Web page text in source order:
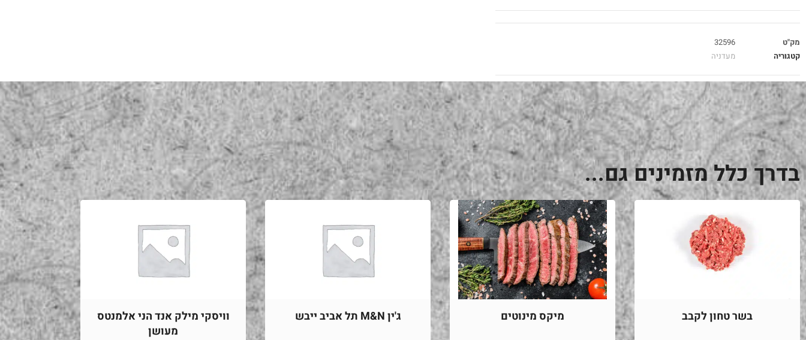
מק"ט
32596
קטגוריה
מעדניה
בדרך כלל מזמינים גם...
בשר טחון לקבב מיקס מינוטים ג'ין M&N תל אביב ייבש
וויסקי מילק אנד הני אלמנטס
מעושן